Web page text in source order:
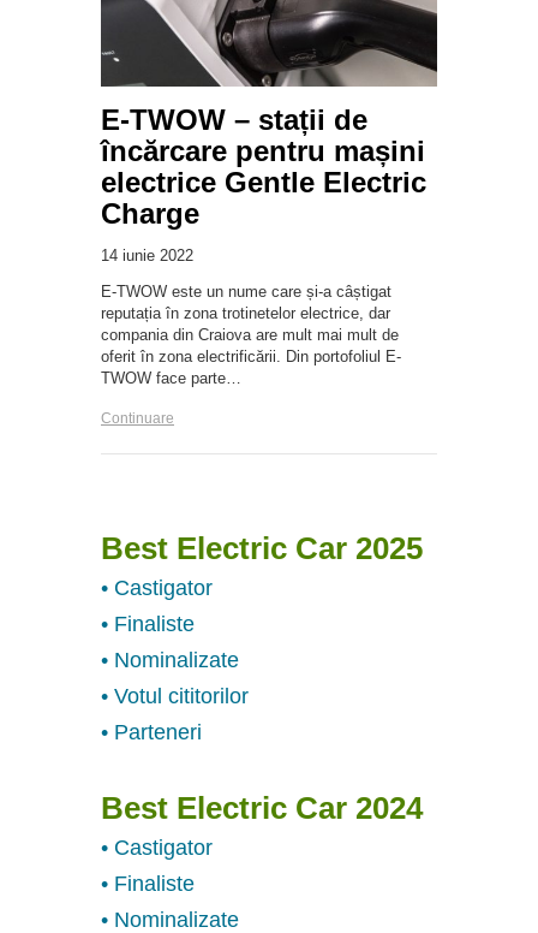
E-TWOW – stații de
încărcare pentru mașini
electrice Gentle Electric
Charge
14 iunie 2022
E-TWOW este un nume care și-a câștigat
reputația în zona trotinetelor electrice, dar
compania din Craiova are mult mai mult de
oferit în zona electrificării. Din portofoliul E-
TWOW face parte…
Continuare
Best Electric Car 2025
• Castigator
• Finaliste
• Nominalizate
• Votul cititorilor
• Parteneri
Best Electric Car 2024
• Castigator
• Finaliste
• Nominalizate